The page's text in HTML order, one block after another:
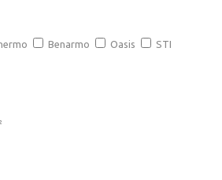
Benarmo Oasis
STI